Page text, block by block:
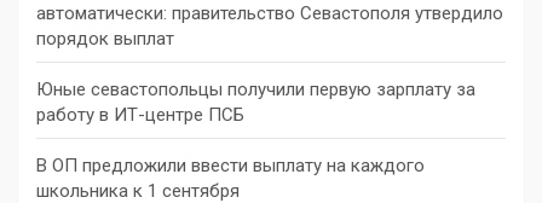
автоматически: правительство Севастополя утвердило
порядок выплат
Юные севастопольцы получили первую зарплату за
работу в ИТ-центре ПСБ
В ОП предложили ввести выплату на каждого
школьника к 1 сентября